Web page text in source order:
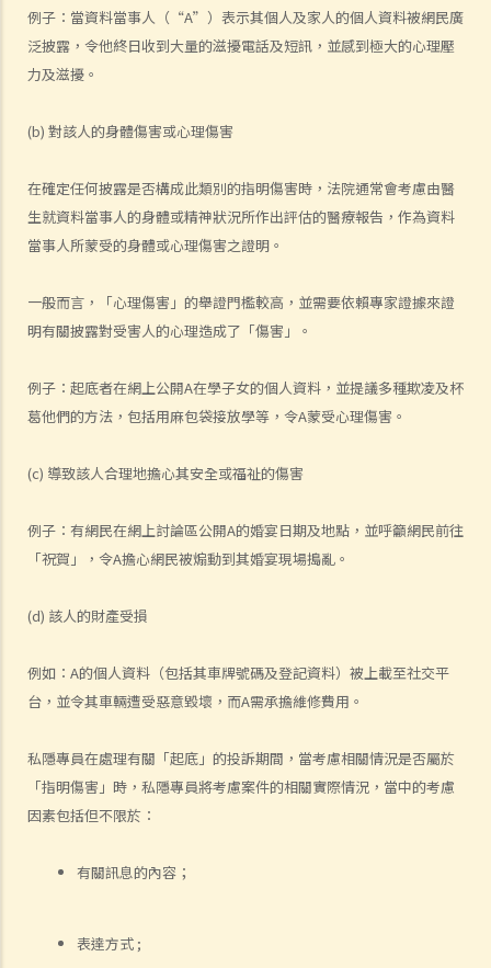
例子：當資料當事人（“A”）表示其個人及家人的個人資料被網民廣
泛披露，令他終日收到大量的滋擾電話及短訊，並感到極大的心理壓
力及滋擾。
(b) 對該人的身體傷害或心理傷害
在確定任何披露是否構成此類別的指明傷害時，法院通常會考慮由醫
生就資料當事人的身體或精神狀況所作出評估的醫療報告，作為資料
當事人所蒙受的身體或心理傷害之證明。
一般而言，「心理傷害」的舉證門檻較高，並需要依賴專家證據來證
明有關披露對受害人的心理造成了「傷害」。
例子：起底者在網上公開A在學子女的個人資料，並提議多種欺凌及杯
葛他們的方法，包括用麻包袋接放學等，令A蒙受心理傷害。
(c) 導致該人合理地擔心其安全或福祉的傷害
例子：有網民在網上討論區公開A的婚宴日期及地點，並呼籲網民前往
「祝賀」，令A擔心網民被煽動到其婚宴現場搗亂。
(d) 該人的財產受損
例如：A的個人資料（包括其車牌號碼及登記資料）被上載至社交平
台，並令其車輛遭受惡意毀壞，而A需承擔維修費用。
私隱專員在處理有關「起底」的投訴期間，當考慮相關情況是否屬於
「指明傷害」時，私隱專員將考慮案件的相關實際情況，當中的考慮
因素包括但不限於：
有關訊息的內容；
表達方式 ;
帳戶的資料？
10. 如我宣布破產，信貸資料服務機構會否於資料庫中刪除我的信貸資
料？如我沒有宣布破產但已參與了個人自願安排 (即法庭認可的債務重
11. 我的信貸資料會否受到任何保護，以防止信貸提供者作出不當查
12. 如發現信貸提供者或信貸資料服務機構不當地處理我的資料，我可
採取甚麼行動？
13. 私隱專員公署之查詢個案簡述 ─ 我作為信貸安排的擔保人，若銀行
應否將此事通知我？如我是帳戶的持有人 (即借款人)，情況會否不同？
14. 私隱專員公署之查詢個案簡述 ─ 某間代表一名死者的遺產管理人的
這些紀錄亦涉及與第三者有關的資料，如該銀行披露這些紀錄，是否違
法？
2. 大廈保安員可否要求我把身分證號碼登記在大廈入口處的訪客登記冊
內？
4. 準僱主可否在面試時記錄我的身分證號碼或收集我的身分證副本？
6. 如我申請成為會所會員，該會所可否要求我提供身分證號碼及身分證
副本？
的身分證副本？
8. 當我申請成為銀行/保險公司的客戶時，該等機構可否收集我的身分證
副本？
10. 別人可在甚麼情況下向我索取其他身分代號 (例如職員編號、護照號
11. 私隱專員公署之投訴個案簡述 ─ 物業管理公司收集申請大廈入口電